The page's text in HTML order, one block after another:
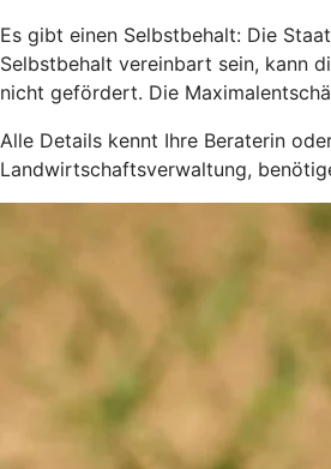
Es gibt einen Selbstbehalt: Die
Selbstbehalt vereinbart sein, kann
nicht gefördert. Die
Alle Details kennt Ihre Beraterin
Landwirtschaftsverwaltung,